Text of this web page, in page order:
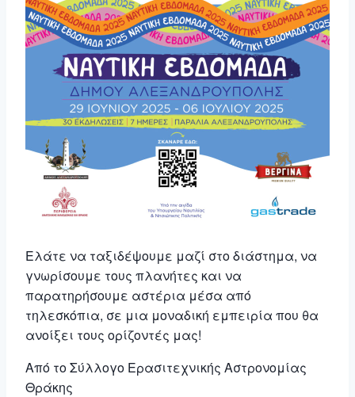
Ελάτε να ταξιδέψουμε μαζί στο διάστημα, να
γνωρίσουμε τους πλανήτες και να
παρατηρήσουμε αστέρια μέσα από
τηλεσκόπια, σε μια μοναδική εμπειρία που θα
ανοίξει τους ορίζοντές μας!
Από το Σύλλογο Ερασιτεχνικής Αστρονομίας
Θράκης